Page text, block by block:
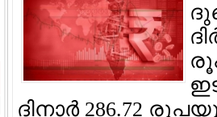
ദിനാര്‍ 286.72